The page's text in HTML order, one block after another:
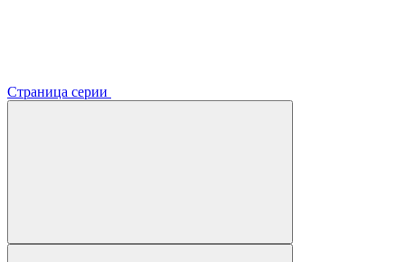
Страница серии